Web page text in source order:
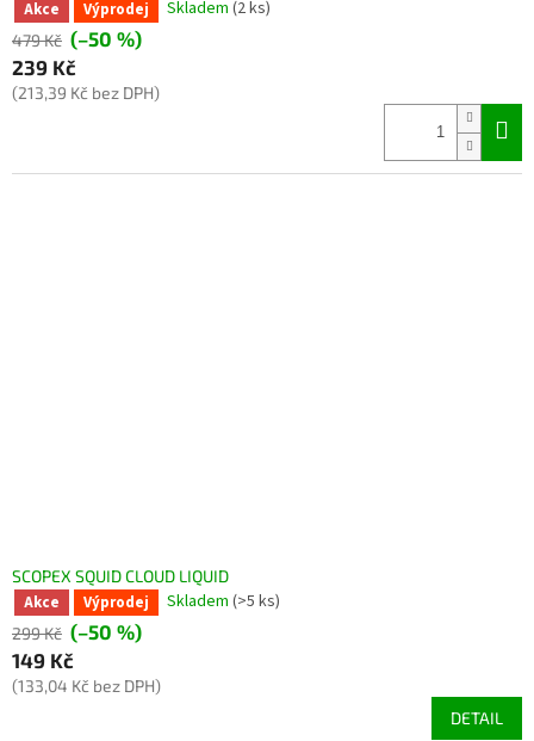
Akce Výprodej Skladem (2 ks)
479 Kč (–50 %)
239 Kč
(213,39 Kč bez DPH)
SCOPEX SQUID CLOUD LIQUID
Akce Výprodej Skladem (>5 ks)
299 Kč (–50 %)
149 Kč
(133,04 Kč bez DPH)
DETAIL